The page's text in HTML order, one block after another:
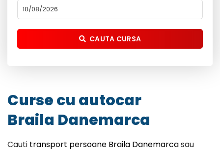
CAUTA CURSA
Curse cu autocar
Braila Danemarca
Cauti transport persoane Braila Danemarcasau